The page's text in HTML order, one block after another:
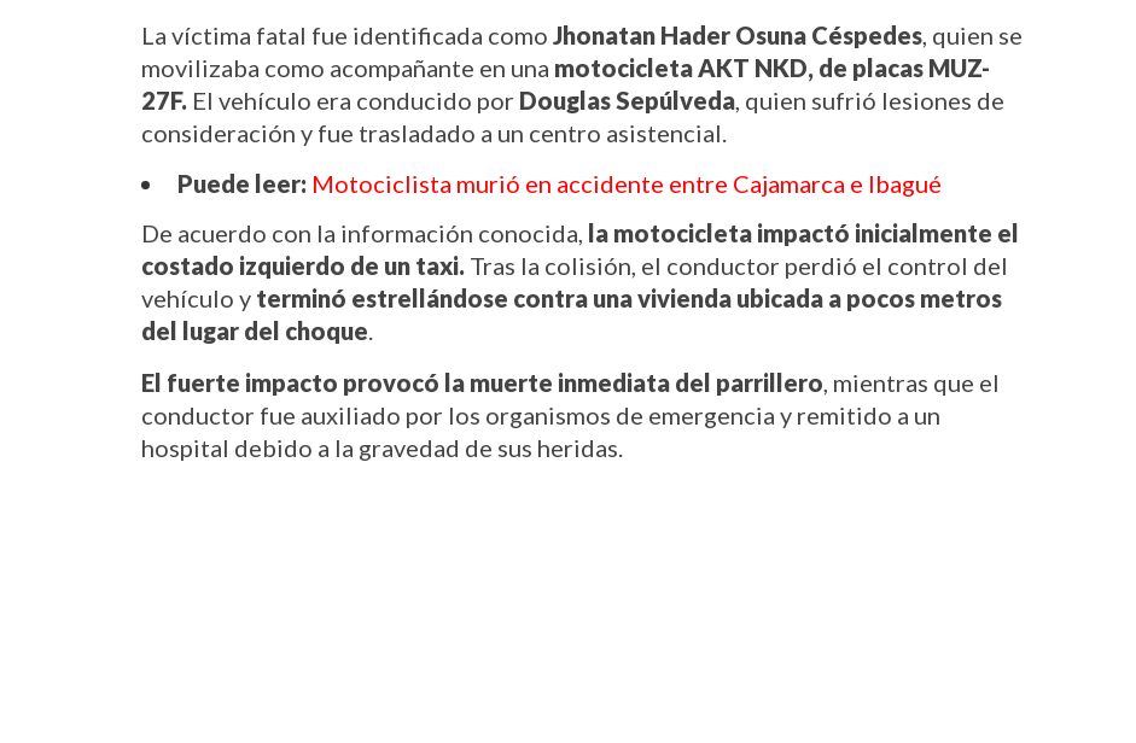
La víctima fatal fue identificada como Jhonatan Hader Osuna Céspedes, quien se
movilizaba como acompañante en una motocicleta AKT NKD, de placas MUZ-
27F. El vehículo era conducido por Douglas Sepúlveda, quien sufrió lesiones de
consideración y fue trasladado a un centro asistencial.
Puede leer: Motociclista murió en accidente entre Cajamarca e Ibagué
De acuerdo con la información conocida, la motocicleta impactó inicialmente el
costado izquierdo de un taxi. Tras la colisión, el conductor perdió el control del
vehículo y terminó estrellándose contra una vivienda ubicada a pocos metros
del lugar del choque.
El fuerte impacto provocó la muerte inmediata del parrillero, mientras que el
conductor fue auxiliado por los organismos de emergencia y remitido a un
hospital debido a la gravedad de sus heridas.